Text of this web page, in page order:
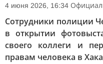
4 июня 2026, 16:34
Сотрудники полиции
в открытии
своего коллеги и
правам человека в